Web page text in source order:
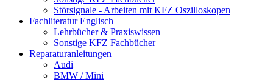
Störsignale - Arbeiten mit KFZ Oszilloskopen
Fachliteratur Englisch
Lehrbücher & Praxiswissen
Sonstige KFZ Fachbücher
Reparaturanleitungen
Audi
BMW / Mini